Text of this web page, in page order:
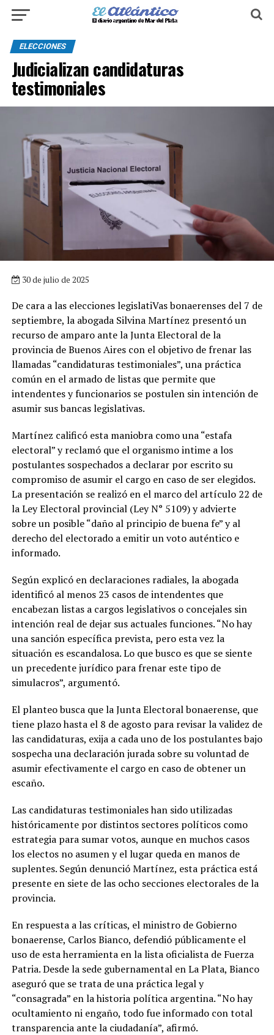
ELECCIONES
Judicializan candidaturas
testimoniales
30 de julio de 2025
De cara a las elecciones legislatiVas bonaerenses del 7 de
septiembre, la abogada Silvina Martínez presentó un
recurso de amparo ante la Junta Electoral de la
provincia de Buenos Aires con el objetivo de frenar las
llamadas “candidaturas testimoniales”, una práctica
común en el armado de listas que permite que
intendentes y funcionarios se postulen sin intención de
asumir sus bancas legislativas.
Martínez calificó esta maniobra como una “estafa
electoral” y reclamó que el organismo intime a los
postulantes sospechados a declarar por escrito su
compromiso de asumir el cargo en caso de ser elegidos.
La presentación se realizó en el marco del artículo 22 de
la Ley Electoral provincial (Ley N° 5109) y advierte
sobre un posible “daño al principio de buena fe” y al
derecho del electorado a emitir un voto auténtico e
informado.
Según explicó en declaraciones radiales, la abogada
identificó al menos 23 casos de intendentes que
encabezan listas a cargos legislativos o concejales sin
intención real de dejar sus actuales funciones. “No hay
una sanción específica prevista, pero esta vez la
situación es escandalosa. Lo que busco es que se siente
un precedente jurídico para frenar este tipo de
simulacros”, argumentó.
El planteo busca que la Junta Electoral bonaerense, que
tiene plazo hasta el 8 de agosto para revisar la validez de
las candidaturas, exija a cada uno de los postulantes bajo
sospecha una declaración jurada sobre su voluntad de
asumir efectivamente el cargo en caso de obtener un
escaño.
Las candidaturas testimoniales han sido utilizadas
históricamente por distintos sectores políticos como
estrategia para sumar votos, aunque en muchos casos
los electos no asumen y el lugar queda en manos de
suplentes. Según denunció Martínez, esta práctica está
presente en siete de las ocho secciones electorales de la
provincia.
En respuesta a las críticas, el ministro de Gobierno
bonaerense, Carlos Bianco, defendió públicamente el
uso de esta herramienta en la lista oficialista de Fuerza
Patria. Desde la sede gubernamental en La Plata, Bianco
aseguró que se trata de una práctica legal y
“consagrada” en la historia política argentina. “No hay
ocultamiento ni engaño, todo fue informado con total
transparencia ante la ciudadanía”, afirmó.